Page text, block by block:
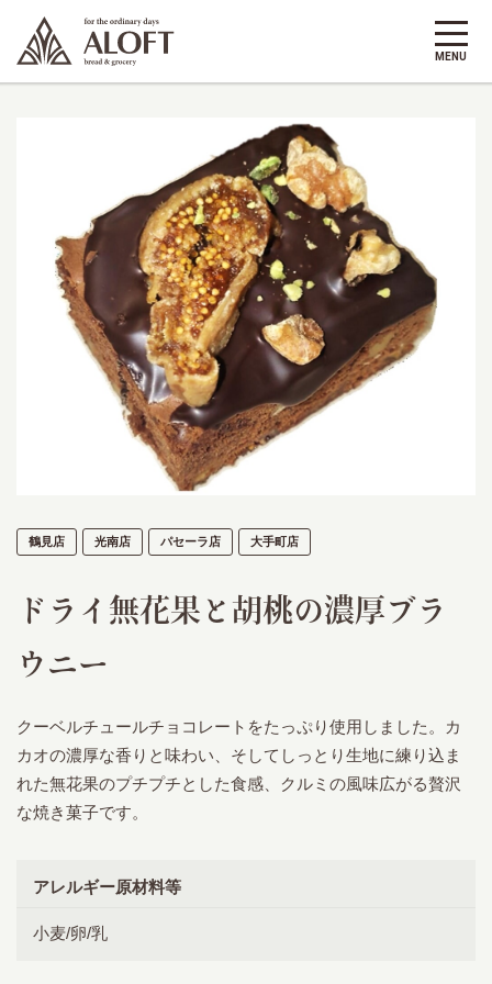
鶴見店 光南店 パセーラ店 大手町店
ドライ無花果と胡桃の濃厚ブラ
ウニー
クーベルチュールチョコレートをたっぷり使用しました。カ
カオの濃厚な香りと味わい、そしてしっとり生地に練り込ま
れた無花果のプチプチとした食感、クルミの風味広がる贅沢
な焼き菓子です。
アレルギー原材料等
小麦/卵/乳